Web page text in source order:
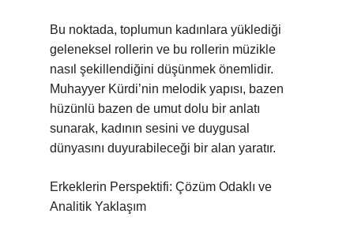
Bu noktada, toplumun kadınlara yüklediği
geleneksel rollerin ve bu rollerin müzikle
nasıl şekillendiğini düşünmek önemlidir.
Muhayyer Kürdi’nin melodik yapısı, bazen
hüzünlü bazen de umut dolu bir anlatı
sunarak, kadının sesini ve duygusal
dünyasını duyurabileceği bir alan yaratır.
Erkeklerin Perspektifi: Çözüm Odaklı ve
Analitik Yaklaşım